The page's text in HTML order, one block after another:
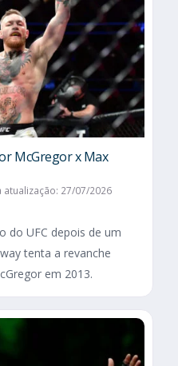
McGregor x Max
atualização: 27/07/2026
do UFC depois de um
tenta a revanche
em 2013.